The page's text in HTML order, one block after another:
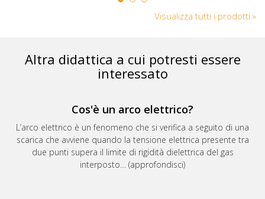
Visualizza tutti i prodotti »
Altra didattica a cui potresti essere
interessato
Cos'è un arco elettrico?
L’arco elettrico è un fenomeno che si verifica a seguito di una
scarica che avviene quando la tensione elettrica presente tra
due punti supera il limite di rigidità dielettrica del gas
interposto… (approfondisci)